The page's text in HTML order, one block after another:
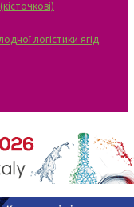
логістики ягід